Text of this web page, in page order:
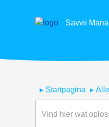
Savvii
Startpagina